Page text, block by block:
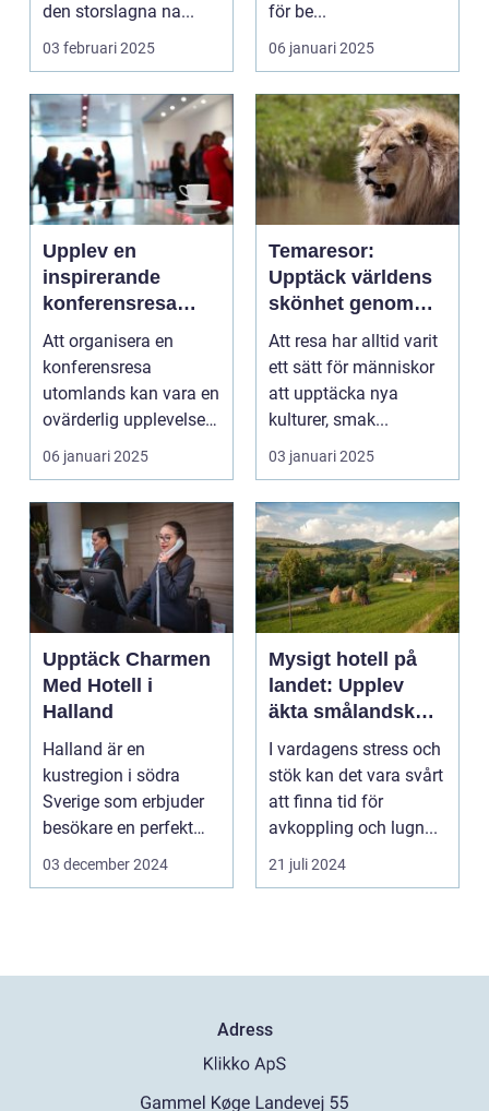
den storslagna na...
03 februari 2025
för be...
06 januari 2025
Upplev en
inspirerande
konferensresa
utomlands
Att organisera en
konferensresa
utomlands kan vara en
ovärderlig upplevelse
för föret...
06 januari 2025
Temaresor:
Upptäck världens
skönhet genom
specialiserade
resor
Att resa har alltid varit
ett sätt för människor
att upptäcka nya
kulturer, smak...
03 januari 2025
Upptäck Charmen
Med Hotell i
Halland
Halland är en
kustregion i södra
Sverige som erbjuder
besökare en perfekt
blandning a...
03 december 2024
Mysigt hotell på
landet: Upplev
äkta smålandsk
charm på
smålandstorpet
I vardagens stress och
stök kan det vara svårt
att finna tid för
avkoppling och lugn...
21 juli 2024
Adress